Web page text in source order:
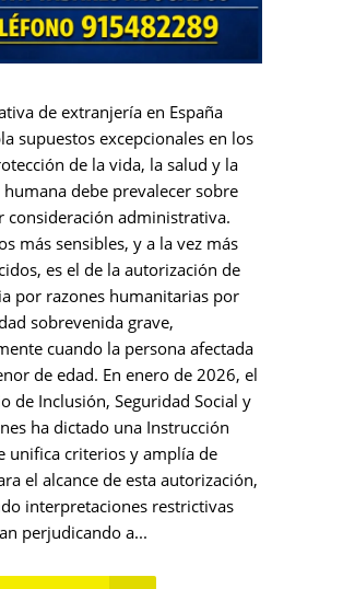
de extranjería en España
supuestos excepcionales en los
de la vida, la salud y la
debe prevalecer sobre
consideración administrativa.
más sensibles, y a la vez más
es el de la autorización de
por razones humanitarias por
sobrevenida grave,
cuando la persona afectada
de edad. En enero de 2026, el
de Inclusión, Seguridad Social y
ha dictado una Instrucción
unifica criterios y amplía de
el alcance de esta autorización,
interpretaciones restrictivas
perjudicando a...